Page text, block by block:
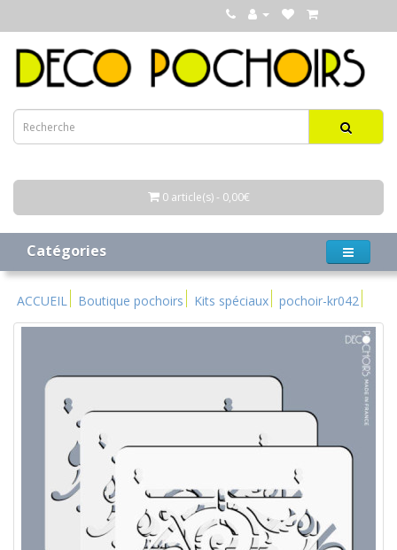
0 article(s) - 0,00€
Catégories
ACCUEIL Boutique pochoirs Kits spéciaux pochoir-kr042